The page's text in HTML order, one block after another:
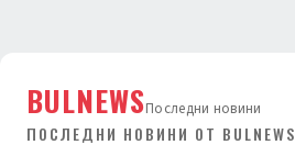
BULNEWSПоследни новини
ПОСЛЕДНИ НОВИНИ ОТ BULNEWS